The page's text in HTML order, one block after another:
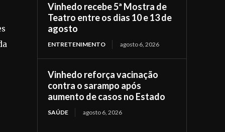
Vinhedo recebe 5ª Mostra de
Teatro entre os dias 10 e 13 de
agosto
ENTRETENIMENTO agosto 6, 2026
Vinhedo reforça vacinação
contra o sarampo após
aumento de casos no Estado
SAÚDE agosto 6, 2026